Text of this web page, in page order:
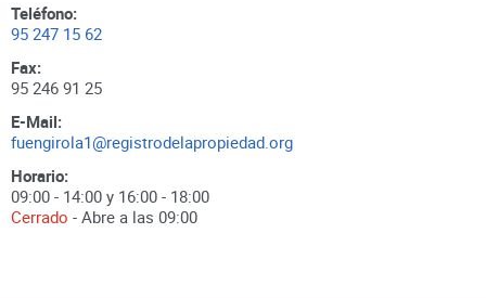
Teléfono:
95 247 15 62
Fax:
95 246 91 25
E-Mail:
fuengirola1@registrodelapropiedad.org
Horario:
09:00 - 14:00 y 16:00 - 18:00
Cerrado - Abre a las 09:00